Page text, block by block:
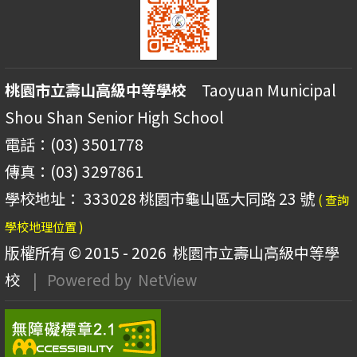
桃園市立壽山高級中等學校 Taoyuan Municipal
Shou Shan Senior High School
電話：(03) 3501778
傳真：(03) 3297861
學校地址： 333028 桃園市龜山區大同路 23 號 ( 查詢
學校地理位置 )
版權所有 © 2015 - 2026 桃園市立壽山高級中等學
校
| Powered by NetView